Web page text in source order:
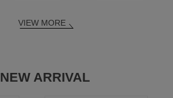
VIEW MORE
NEW ARRIVAL